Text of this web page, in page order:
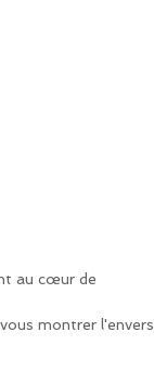
au cœur de
montrer l'envers